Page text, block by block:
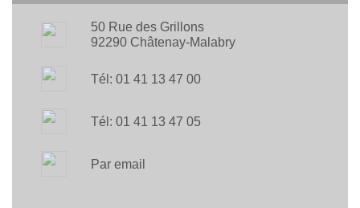
50 Rue des Grillons
92290 Châtenay-Malabry
Tél: 01 41 13 47 00
Tél: 01 41 13 47 05
Par email